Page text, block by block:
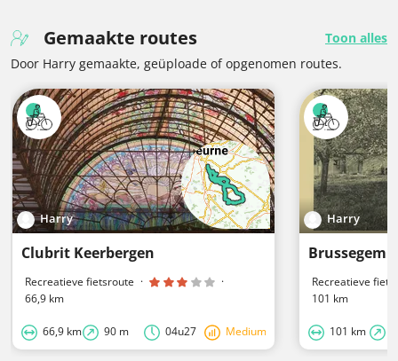
Gemaakte routes
Toon alles
Door Harry gemaakte, geüploade of opgenomen routes.
Harry
Clubrit Keerbergen
Recreatieve fietsroute ·
·
66,9 km
66,9 km 90 m 04u27 Medium
Harry
Brussegem
Recreatieve
101 km
101 km